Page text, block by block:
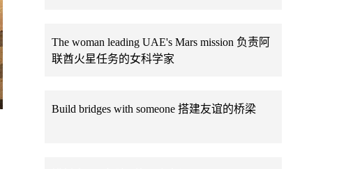
The woman leading UAE's Mars mission 负责阿
联酋火星任务的女科学家
Build bridges with someone 搭建友谊的桥梁